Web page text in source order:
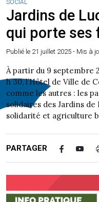
SOCIAL
Jardins de
qui porte ses
Publié le 21 juillet 2025 - Mis à
À partir du 9 septembre
h 30, l’Hôtel de Ville de
comme les autres : les
solidaires des Jardins
solidarité et agriculture
PARTAGER